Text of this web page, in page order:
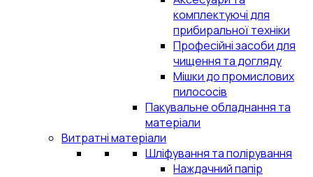
комплектуючі для
прибиральної техніки
Професійні засоби для
чищення та догляду
Мішки до промислових
пилососів
Пакувальне обладнання та
матеріали
Витратні матеріали
Шліфування та полірування
Наждачний папір